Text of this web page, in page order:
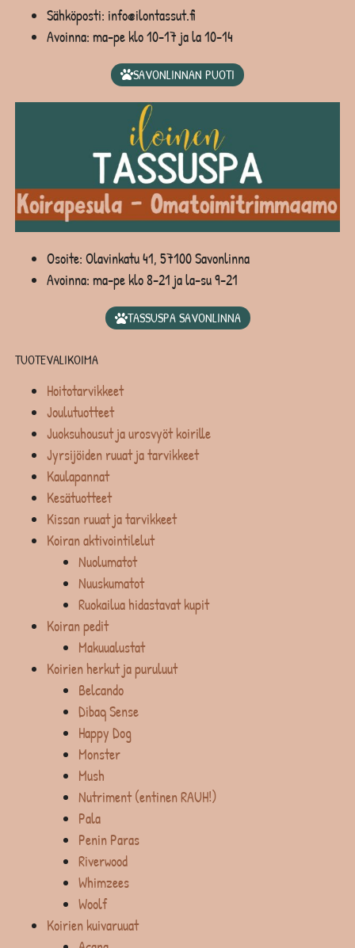
Sähköposti: info@ilontassut.fi
Avoinna: ma-pe klo 10-17 ja la 10-14
SAVONLINNAN PUOTI
Osoite: Olavinkatu 41, 57100 Savonlinna
Avoinna: ma-pe klo 8-21 ja la-su 9-21
TASSUSPA SAVONLINNA
TUOTEVALIKOIMA
Hoitotarvikkeet
Joulutuotteet
Juoksuhousut ja urosvyöt koirille
Jyrsijöiden ruuat ja tarvikkeet
Kaulapannat
Kesätuotteet
Kissan ruuat ja tarvikkeet
Koiran aktivointilelut
Nuolumatot
Nuuskumatot
Ruokailua hidastavat kupit
Koiran pedit
Makuualustat
Koirien herkut ja puruluut
Belcando
Dibaq Sense
Happy Dog
Monster
Mush
Nutriment (entinen RAUH!)
Pala
Penin Paras
Riverwood
Whimzees
Woolf
Koirien kuivaruuat